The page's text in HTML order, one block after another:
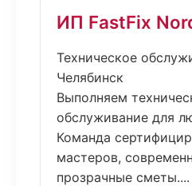
ИП FastFix
Техническое
Челябинск
Выполняем
обслуживание для
Команда
мастеров,
прозрачные сметы....